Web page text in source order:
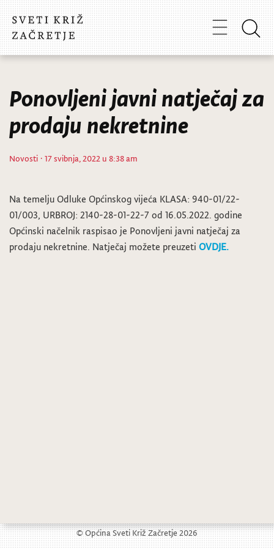
Ponovljeni javni natječaj za
prodaju nekretnine
Novosti · 17 svibnja, 2022 u 8:38 am
Na temelju Odluke Općinskog vijeća KLASA: 940-01/22-
01/003, URBROJ: 2140-28-01-22-7 od 16.05.2022. godine
Općinski načelnik raspisao je Ponovljeni javni natječaj za
prodaju nekretnine. Natječaj možete preuzeti OVDJE.
© Općina Sveti Križ Začretje 2026